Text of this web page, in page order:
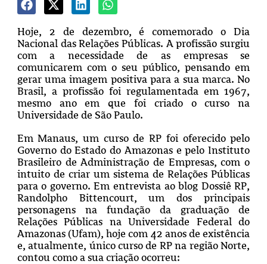
Hoje, 2 de dezembro, é comemorado o Dia
Nacional das Relações Públicas. A profissão surgiu
com a necessidade de as empresas se
comunicarem com o seu público, pensando em
gerar uma imagem positiva para a sua marca. No
Brasil, a profissão foi regulamentada em 1967,
mesmo ano em que foi criado o curso na
Universidade de São Paulo.
Em Manaus, um curso de RP foi oferecido pelo
Governo do Estado do Amazonas e pelo Instituto
Brasileiro de Administração de Empresas, com o
intuito de criar um sistema de Relações Públicas
para o governo.Em entrevista ao blog Dossiê RP,
Randolpho Bittencourt, um dos principais
personagens na fundação da graduação de
Relações Públicas na Universidade Federal do
Amazonas (Ufam), hoje com 42 anos de existência
e, atualmente, único curso de RP na região Norte,
contou como a sua criação ocorreu: